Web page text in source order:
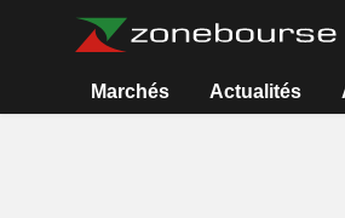
Marchés Actualités